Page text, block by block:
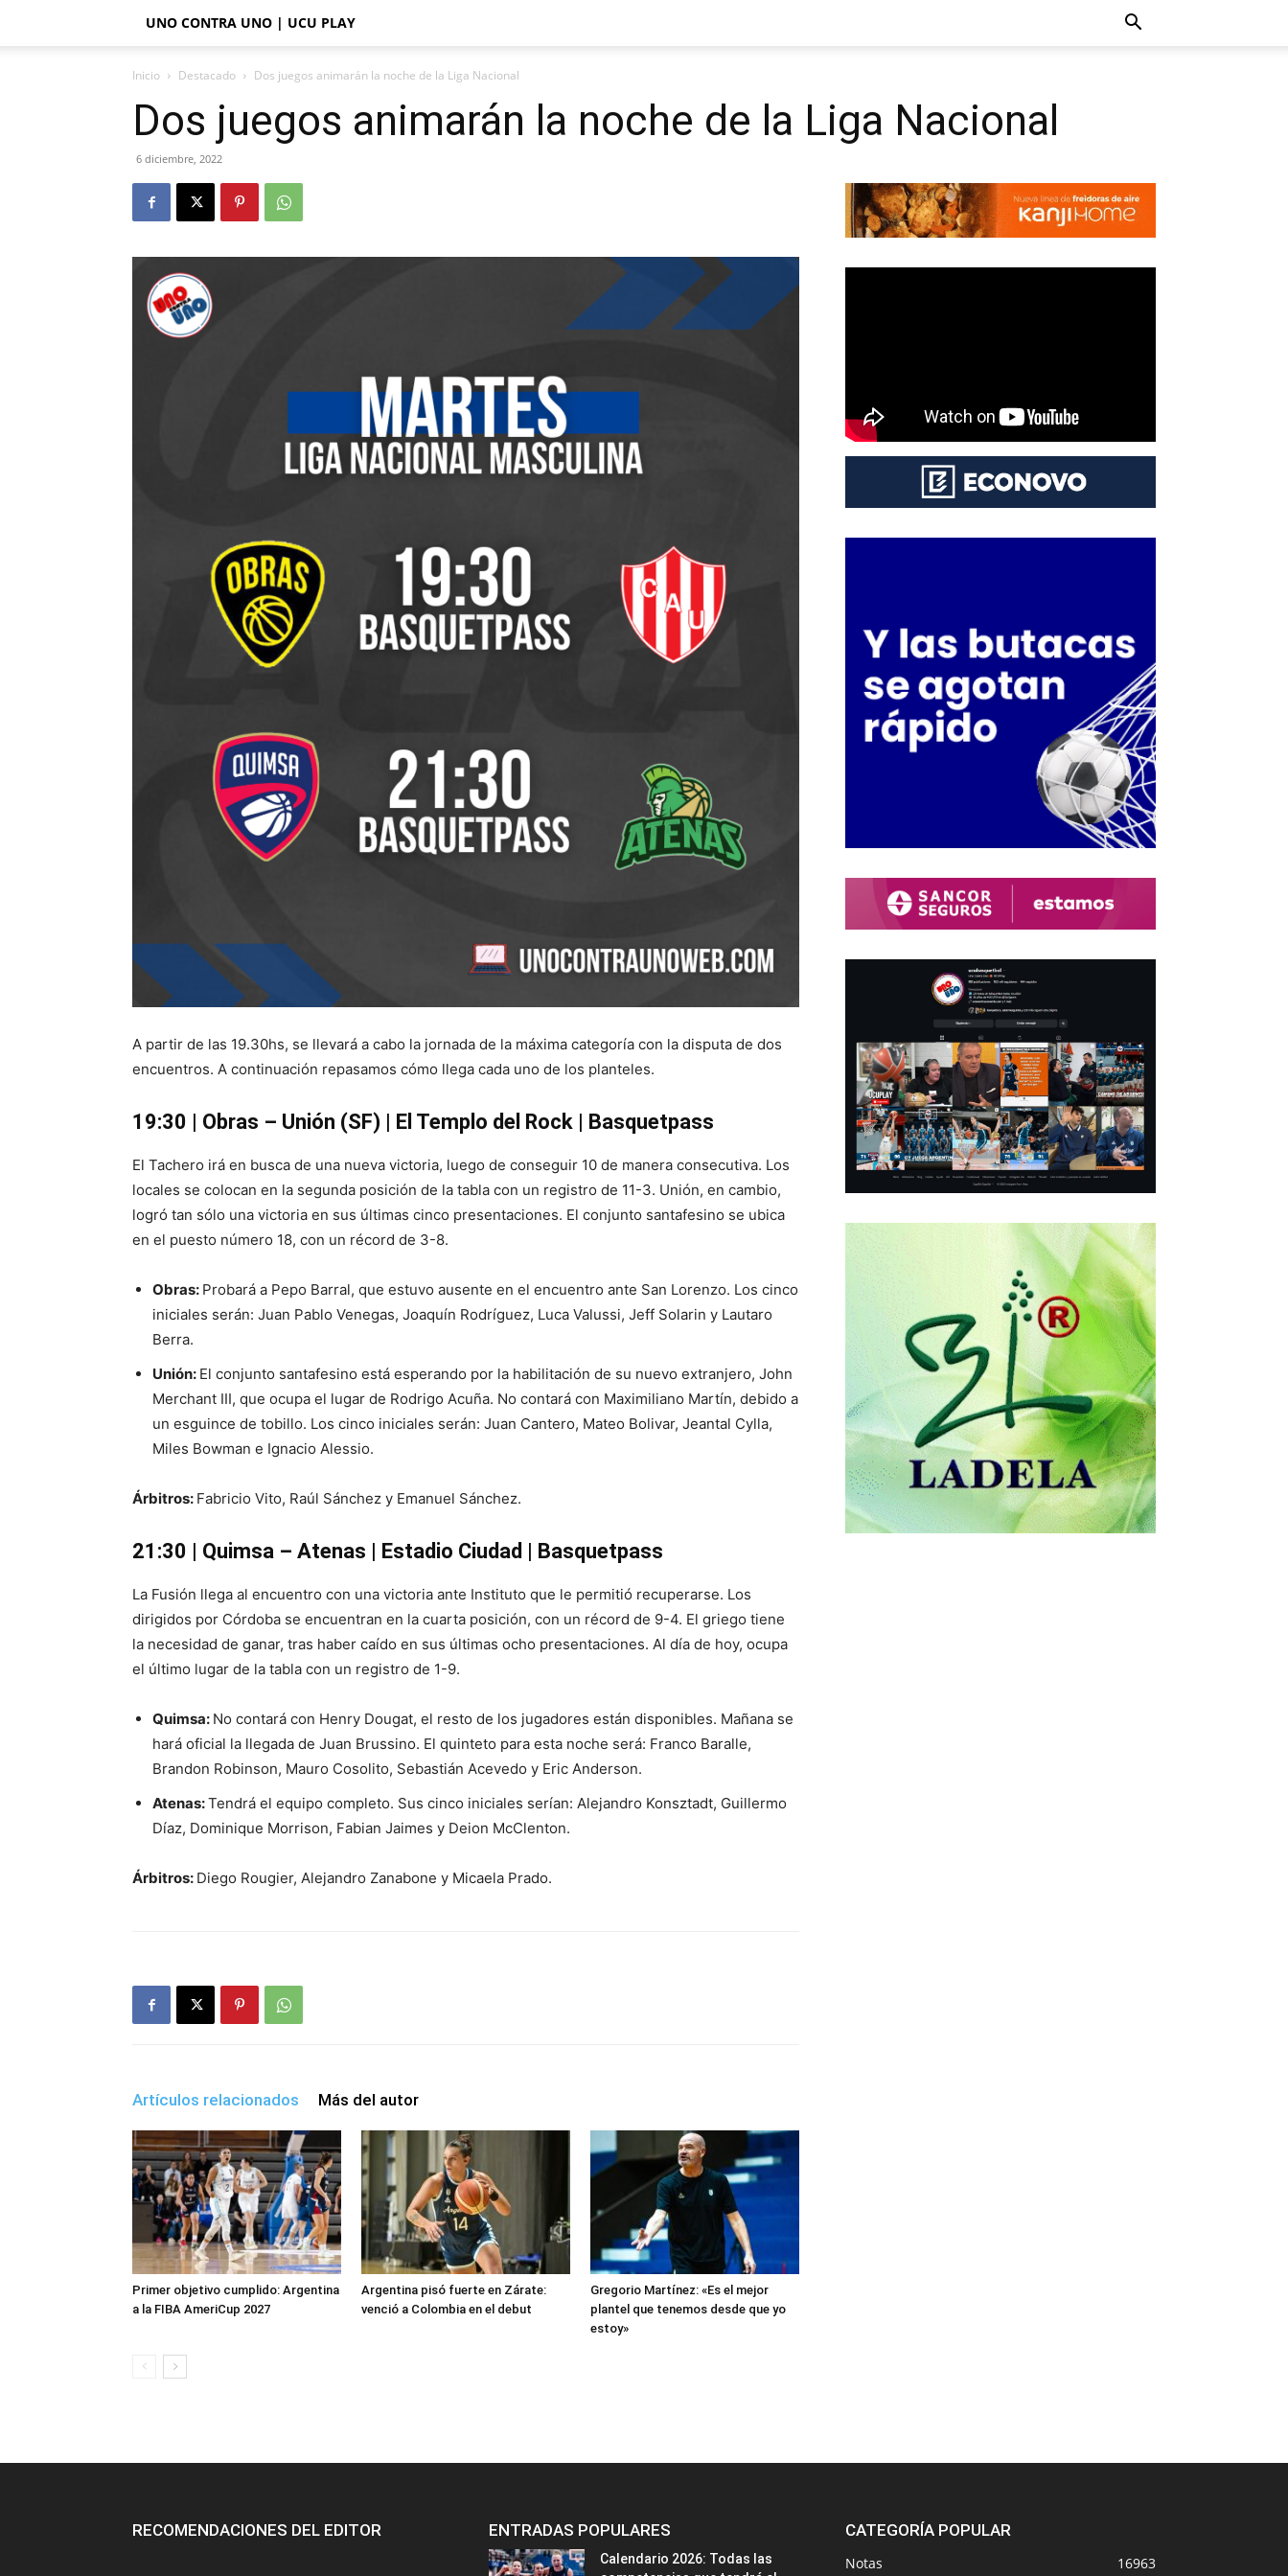
UNO CONTRA UNO | UCU PLAY
Inicio Destacado Dos juegos animarán la noche de la Liga Nacional
Dos juegos animarán la noche de la Liga Nacional
6 diciembre, 2022
A partir de las 19.30hs, se llevará a cabo la jornada de la máxima categoría con la disputa de dos
encuentros. A continuación repasamos cómo llega cada uno de los planteles.
19:30 | Obras – Unión (SF) | El Templo del Rock | Basquetpass
El Tachero irá en busca de una nueva victoria, luego de conseguir 10 de manera consecutiva. Los
locales se colocan en la segunda posición de la tabla con un registro de 11-3. Unión, en cambio,
logró tan sólo una victoria en sus últimas cinco presentaciones. El conjunto santafesino se ubica
en el puesto número 18, con un récord de 3-8.
Obras: Probará a Pepo Barral, que estuvo ausente en el encuentro ante San Lorenzo. Los cinco
iniciales serán: Juan Pablo Venegas, Joaquín Rodríguez, Luca Valussi, Jeff Solarin y Lautaro
Berra.
Unión: El conjunto santafesino está esperando por la habilitación de su nuevo extranjero, John
Merchant III, que ocupa el lugar de Rodrigo Acuña. No contará con Maximiliano Martín, debido a
un esguince de tobillo. Los cinco iniciales serán: Juan Cantero, Mateo Bolivar, Jeantal Cylla,
Miles Bowman e Ignacio Alessio.
Árbitros: Fabricio Vito, Raúl Sánchez y Emanuel Sánchez.
21:30 | Quimsa – Atenas | Estadio Ciudad | Basquetpass
La Fusión llega al encuentro con una victoria ante Instituto que le permitió recuperarse. Los
dirigidos por Córdoba se encuentran en la cuarta posición, con un récord de 9-4. El griego tiene
la necesidad de ganar, tras haber caído en sus últimas ocho presentaciones. Al día de hoy, ocupa
el último lugar de la tabla con un registro de 1-9.
Quimsa: No contará con Henry Dougat, el resto de los jugadores están disponibles. Mañana se
hará oficial la llegada de Juan Brussino. El quinteto para esta noche será: Franco Baralle,
Brandon Robinson, Mauro Cosolito, Sebastián Acevedo y Eric Anderson.
Atenas:Tendrá el equipo completo. Sus cinco iniciales serían: Alejandro Konsztadt, Guillermo
Díaz, Dominique Morrison, Fabian Jaimes y Deion McClenton.
Árbitros: Diego Rougier, Alejandro Zanabone y Micaela Prado.
Artículos relacionados Más del autor
Primer objetivo cumplido: Argentina
a la FIBA AmeriCup 2027
Argentina pisó fuerte en Zárate:
venció a Colombia en el debut
Gregorio Martínez: «Es el mejor
plantel que tenemos desde que yo
estoy»
RECOMENDACIONES DEL EDITOR ENTRADAS POPULARES
Calendario 2026: Todas las
CATEGORÍA POPULAR
Notas 16963